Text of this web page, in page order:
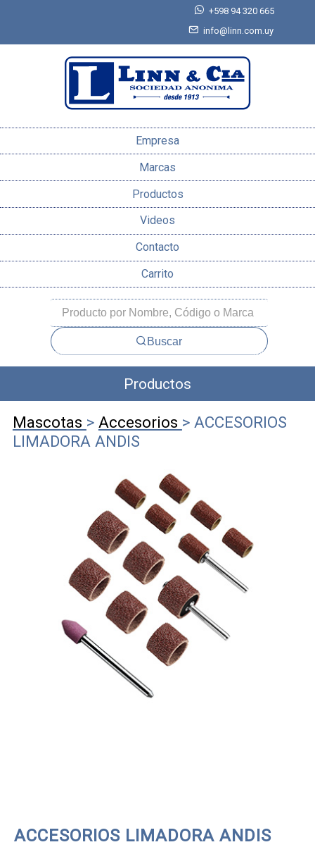
+598 94 320 665
info@linn.com.uy
Empresa
Marcas
Productos
Videos
Contacto
Carrito
Buscar
Productos
Mascotas > Accesorios > ACCESORIOS
LIMADORA ANDIS
ACCESORIOS LIMADORA ANDIS